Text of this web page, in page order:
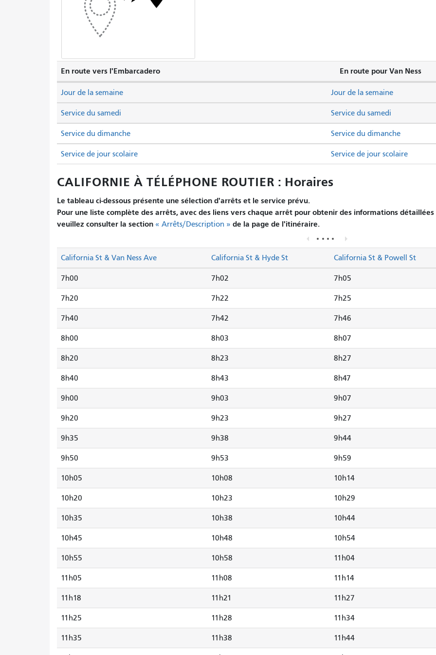
En route vers l'Embarcadero En route pour Van Ness
Service du samedi Service du samedi
Service du dimanche Service du dimanche
Jour de la semaine Jour de la semaine
Service de jour scolaire Service de jour scolaire
CALIFORNIE À TÉLÉPHONE ROUTIER : Horaires
Le tableau ci-dessous présente une sélection d'arrêts et le service prévu.
Pour une liste complète des arrêts, avec des liens vers chaque arrêt pour obtenir des informations
veuillez consulter la section « Arrêts/Description » de la page de l'itinéraire.
California St & Van Ness Ave California St & Hyde St California St & Powell St
7h00 7h02 7h05
7h20 7h22 7h25
7h40 7h42 7h46
8h00 8h03 8h07
8h20 8h23 8h27
8h40 8h43 8h47
9h00 9h03 9h07
9h20 9h23 9h27
9h35 9h38 9h44
9h50 9h53 9h59
10h05 10h08 10h14
10h20 10h23 10h29
10h35 10h38 10h44
10h45 10h48 10h54
10h55 10h58 11h04
11h05 11h08 11h14
11h18 11h21 11h27
11h25 11h28 11h34
11h35 11h38 11h44